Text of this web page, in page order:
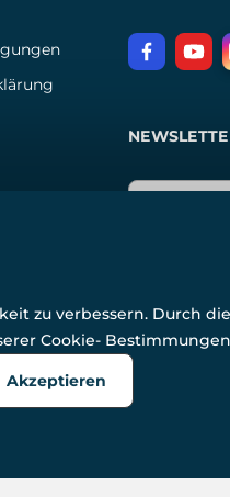
2007-2026.
by reCAPTCHA.
zu verbessern. Durch
Cookie- Bestimmungen
Akzeptieren